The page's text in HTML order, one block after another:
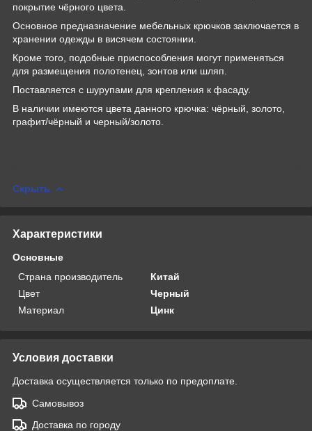
покрытие чёрного цвета.
Основное предназначение мебельных крючков заключается в
хранении одежды в висячем состоянии.
Кроме того, подобные приспособления могут применяться
для размещения полотенец, зонтов или шляп.
Поставляется с шурупами для крепления к фасаду.
В наличии имеются цвета данного крючка: чёрный, золото,
графит/чёрный и черный/золото.
Скрыть
Характеристики
Основные
Страна производитель
Китай
Цвет
Черный
Материал
Цинк
Условия доставки
Доставка осуществляется только по предоплате.
Самовывоз
Доставка по городу